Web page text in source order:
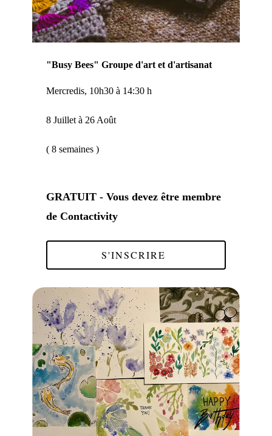
"Busy Bees" Groupe d'art et d'artisanat
Mercredis, 10h30 à 14:30 h
8 Juillet à 26 Août
( 8 semaines )
GRATUIT - Vous devez être membre
de Contactivity
S'INSCRIRE